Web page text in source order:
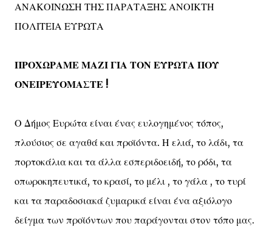
ΑΝΑΚΟΙΝΩΣΗ ΤΗΣ ΠΑΡΑΤΑΞΗΣ ΑΝΟΙΚΤΗ
ΠΟΛΙΤΕΙΑ ΕΥΡΩΤΑ
ΠΡΟΧΩΡΑΜΕ ΜΑΖΙ ΓΙΑ ΤΟΝ ΕΥΡΩΤΑ ΠΟΥ
ΟΝΕΙΡΕΥΟΜΑΣΤΕ !
Ο Δήμος Ευρώτα είναι ένας ευλογημένος τόπος,
πλούσιος σε αγαθά και προϊόντα. Η ελιά, το λάδι, τα
πορτοκάλια και τα άλλα εσπεριδοειδή, το ρόδι, τα
οπωροκηπευτικά, το κρασί, το μέλι , το γάλα , το τυρί
και τα παραδοσιακά ζυμαρικά είναι ένα αξιόλογο
δείγμα των προϊόντων που παράγονται στον τόπο μας.